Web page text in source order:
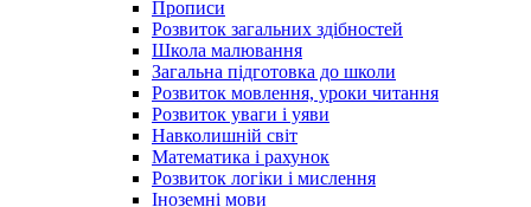
Прописи
Розвиток загальних здібностей
Школа малювання
Загальна підготовка до школи
Розвиток мовлення, уроки читання
Розвиток уваги і уяви
Навколишній світ
Математика і рахунок
Розвиток логіки і мислення
Іноземні мови